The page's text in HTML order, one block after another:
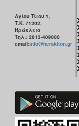
Αγίου Τίτου 1,
Τ.Κ. 71202,
Ηράκλειο
Τηλ.: 2813-409000
email:info@heraklion.gr